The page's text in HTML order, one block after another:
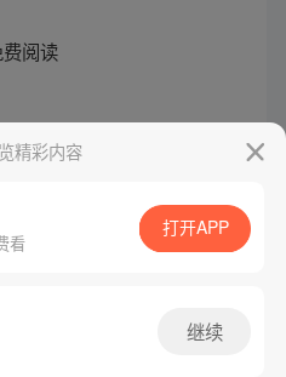
阅读
精彩内容
看
打开APP
继续
粤B2-20090059-5
All Rights Reserved